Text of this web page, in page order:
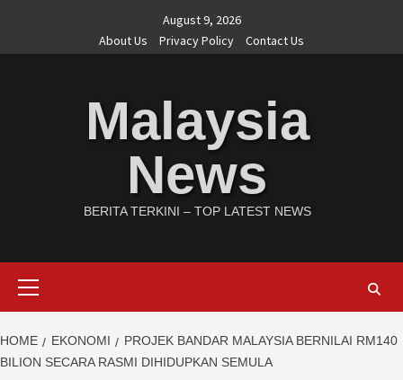
content
August 9, 2026
About Us
Privacy Policy Contact Us
Malaysia
News
BERITA TERKINI – TOP LATEST NEWS
HOME EKONOMI
PROJEK BANDAR MALAYSIA BERNILAI RM140
BILION SECARA RASMI DIHIDUPKAN SEMULA